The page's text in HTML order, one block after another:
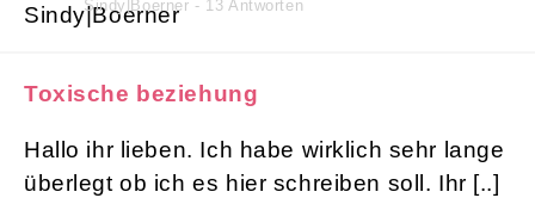
Sindy|Boerner - 13 Antworten
Toxische beziehung
Hallo ihr lieben. Ich habe wirklich sehr lange
überlegt ob ich es hier schreiben soll. Ihr [..]